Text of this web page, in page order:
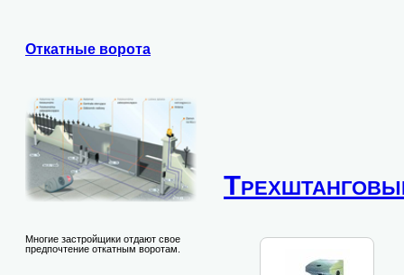
Откатные ворота
Многие застройщики отдают свое
предпочтение откатным воротам.